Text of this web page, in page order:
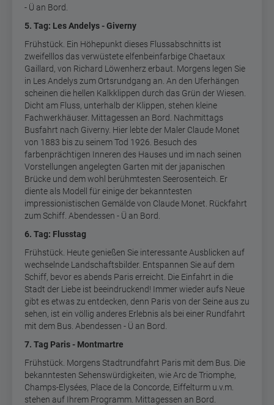
- Ü an Bord.
5. Tag: Les Andelys - Giverny
Frühstück. Ein Höhepunkt dieses Flussabschnitts ist
zweifelllos das verwüstete elfenbeinfarbige Chaetaux
Gaillard, von Richard Löwenherz erbaut. Morgens legen Sie
in Les Andelys zum Ortsrundgang an. An den Uferhängen
scheinen die hellen Kalkklippen durch das Grün der Wiesen.
Dicht am Fluss, unterhalb der Klippen, stehen kleine
Fachwerkhäuser. Mittagessen an Bord. Nachmittags
Busfahrt nach Giverny. Hier lebte der Maler Claude Monet
von 1883 bis zu seinem Tod 1926. Besuch des
farbenprächtigen Inneren des Hauses und im nach seinen
Vorstellungen angelegten Garten mit der japanischen
Brücke und dem wohl berühmtesten Seerosenteich. Er
diente als Modell für einige der bekanntesten
impressionistischen Gemälde von Claude Monet. Rückfahrt
zum Schiff. Abendessen - Ü an Bord.
6. Tag: Flusstag
Frühstück. Heute genießen Sie interessante Ausblicken auf
wechselnde Landschaftsbilder. Entspannen Sie auf dem
Schiff, bevor es abends Paris erreicht. Die Einfahrt in die
Stadt der Liebe ist beeindruckend! Immer wieder aufs Neue
gibt es etwas zu entdecken, denn Paris von der Seine aus zu
sehen, ist ein völlig anderes Erlebnis als bei einer Rundfahrt
mit dem Bus. Abendessen - Ü an Bord.
7. Tag Paris - Montmartre
Frühstück. Morgens Stadtrundfahrt Paris mit dem Bus. Die
bekanntesten Sehenswürdigkeiten, wie Arc de Triomphe,
Champs-Elysées, Place de la Concorde, Eiffelturm u.v.m.
stehen auf Ihrem Programm. Mittagessen an Bord.